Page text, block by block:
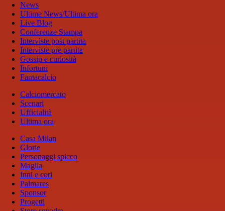
News
Ultime News/Ultima ora
Live Blog
Conferenze Stampa
Interviste post partita
Interviste pre partita
Gossip e curiosità
Infortuni
Fantacalcio
Calciomercato
Scenari
Ufficialità
Ultima ora
Casa Milan
Glorie
Personaggi spicco
Maglia
Inni e cori
Palmares
Sponsor
Progetti